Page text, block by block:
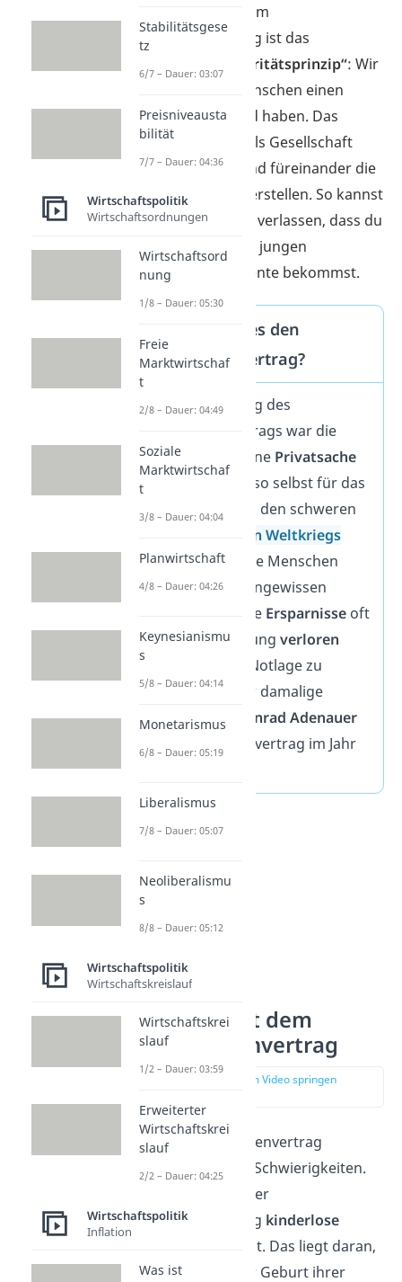
Der Grund hinter dem
Generationenvertrag ist das
„Solidaritätsprinzip“: Wir
wollen, dass alle Menschen einen
gewissen Wohlstand haben. Das
bedeutet, dass wir als Gesellschaft
zusammenhalten und füreinander die
Altersvorsorge sicherstellen. So kannst
auch du dich darauf verlassen, dass du
von der zukünftigen jungen
Generation deine Rente bekommst.
Seit wann gibt es den
Generationenvertrag?
Vor der Einführung des
Generationenvertrags war die
Altersvorsorge reine Privatsache
— jeder musste also selbst für das
Alter sparen. Nach den schweren
Zweiten Weltkriegs
standen viele ältere Menschen
jedoch vor einer ungewissen
Zukunft, da sie ihre Ersparnisse oft
durch die Zerstörungverloren
haben. Um diese Notlage zu
lindern, führte der damalige
Bundeskanzler
Konrad Adenauer
den Generationenvertrag im Jahr
Probleme mit dem
Generationenvertrag
zur Stelle im Video springen
Mit dem Generationenvertrag
kommen aber auch Schwierigkeiten.
Einige sagen, dass der
Generationenvertrag kinderlose
bevorzugt. Das liegt daran,
dass Eltern nach der Geburt ihrer
Stabilitätsgese
tz
6/7 – Dauer: 03:07
Preisniveausta
bilität
7/7 – Dauer: 04:36
Wirtschaftspolitik
Wirtschaftsordnungen
Wirtschaftsord
nung
1/8 – Dauer: 05:30
Freie
Marktwirtschaf
t
2/8 – Dauer: 04:49
Soziale
Marktwirtschaf
t
3/8 – Dauer: 04:04
Planwirtschaft
4/8 – Dauer: 04:26
Keynesianismu
s
5/8 – Dauer: 04:14
Monetarismus
6/8 – Dauer: 05:19
Liberalismus
7/8 – Dauer: 05:07
Neoliberalismu
s
8/8 – Dauer: 05:12
Wirtschaftspolitik
Wirtschaftskreislauf
Wirtschaftskrei
slauf
1/2 – Dauer: 03:59
Erweiterter
Wirtschaftskrei
slauf
2/2 – Dauer: 04:25
Wirtschaftspolitik
Inflation
Was ist